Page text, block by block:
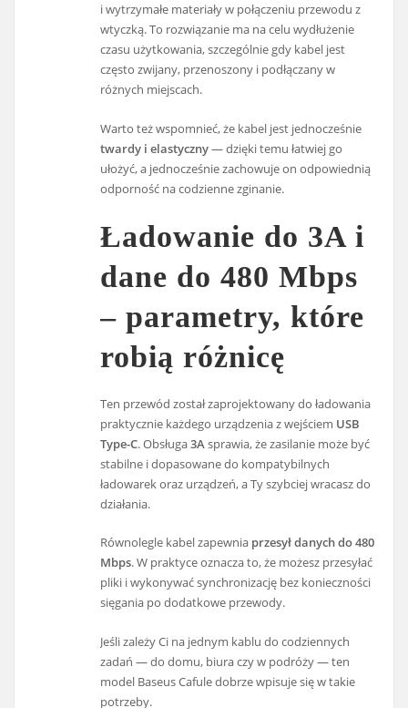
i wytrzymałe materiały w połączeniu przewodu z
wtyczką. To rozwiązanie ma na celu wydłużenie
czasu użytkowania, szczególnie gdy kabel jest
często zwijany, przenoszony i podłączany w
różnych miejscach.
Warto też wspomnieć, że kabel jest jednocześnie
twardy i elastyczny— dzięki temu łatwiej go
ułożyć, a jednocześnie zachowuje on odpowiednią
odporność na codzienne zginanie.
Ładowanie do 3A i
dane do 480 Mbps
– parametry, które
robią różnicę
Ten przewód został zaprojektowany do ładowania
praktycznie każdego urządzenia z wejściem USB
Type-C. Obsługa3Asprawia, że zasilanie może być
stabilne i dopasowane do kompatybilnych
ładowarek oraz urządzeń, a Ty szybciej wracasz do
działania.
Równolegle kabel zapewnia przesył danych do 480
Mbps. W praktyce oznacza to, że możesz przesyłać
pliki i wykonywać synchronizację bez konieczności
sięgania po dodatkowe przewody.
Jeśli zależy Ci na jednym kablu do codziennych
zadań — do domu, biura czy w podróży — ten
model Baseus Cafule dobrze wpisuje się w takie
potrzeby.